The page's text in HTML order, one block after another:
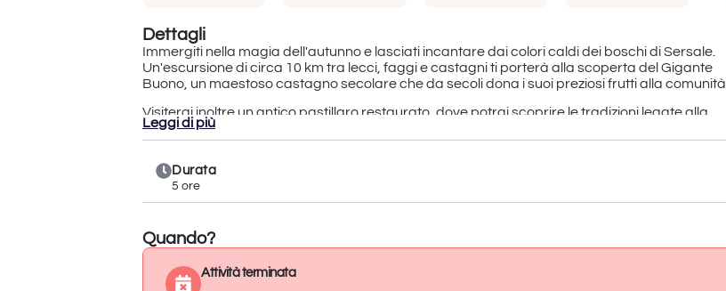
Dettagli
Immergiti nella magia dell'autunno e lasciati incantare dai colori caldi dei boschi di Sersale.
Un'escursione di circa 10 km tra lecci, faggi e castagni ti porterà alla scoperta del Gigante
Buono, un maestoso castagno secolare che da secoli dona i suoi preziosi frutti alla comunità.
Visiterai inoltre un antico pastillaro restaurato, dove potrai scoprire le tradizioni legate alla
lavorazione delle castagne.
Leggi di più
Durata
5 ore
Quando?
Attività terminata